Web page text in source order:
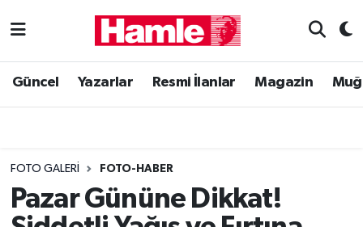
Güncel Yazarlar Resmi İlanlar Magazin
FOTO GALERI FOTO-HABER
Pazar Gününe Dikkat!
Güncel
Magazin
Muğla Nöbetçi Eczaneler
Muğla Trafik Yoğunluk Haritası